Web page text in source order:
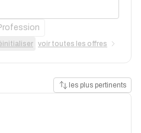
voir toutes les offres
les plus pertinents